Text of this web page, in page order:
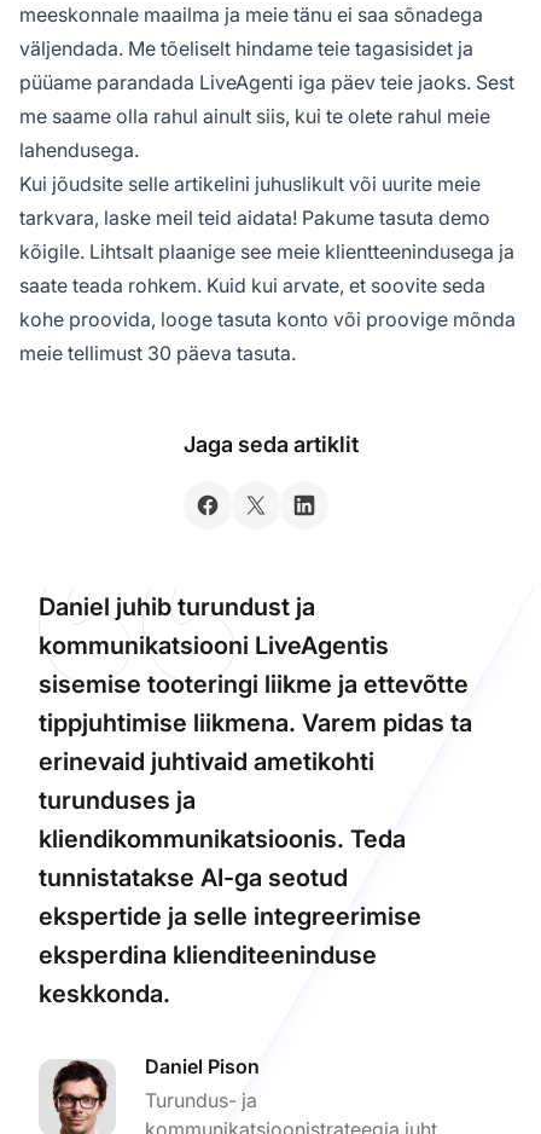
meeskonnale maailma ja meie tänu ei saa sõnadega
väljendada. Me tõeliselt hindame teie tagasisidet ja
püüame parandada LiveAgenti iga päev teie jaoks. Sest
me saame olla rahul ainult siis, kui te olete rahul meie
lahendusega.
Kui jõudsite selle artikelini juhuslikult või uurite meie
tarkvara, laske meil teid aidata! Pakume tasuta demo
kõigile. Lihtsalt plaanige see meie klientteenindusega ja
saate teada rohkem. Kuid kui arvate, et soovite seda
kohe proovida, looge tasuta konto või proovige mõnda
meie tellimust 30 päeva tasuta.
Jaga seda artiklit
Daniel juhib turundust ja
kommunikatsiooni LiveAgentis
sisemise tooteringi liikme ja ettevõtte
tippjuhtimise liikmena. Varem pidas ta
erinevaid juhtivaid ametikohti
turunduses ja
kliendikommunikatsioonis. Teda
tunnistatakse AI-ga seotud
ekspertide ja selle integreerimise
eksperdina klienditeeninduse
keskkonda.
Daniel Pison
Turundus- ja
kommunikatsioonistrateegia juht